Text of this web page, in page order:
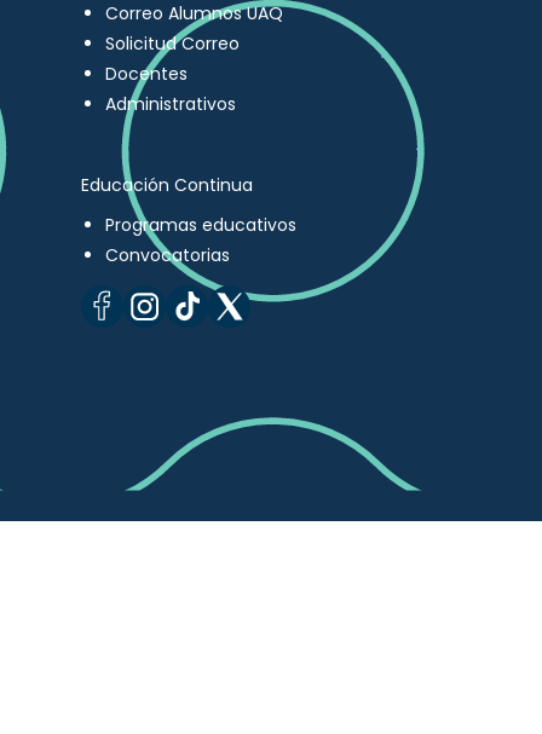
Correo Alumnos UAQ
Solicitud Correo
Docentes
Administrativos
Educación Continua
Programas educativos
Convocatorias